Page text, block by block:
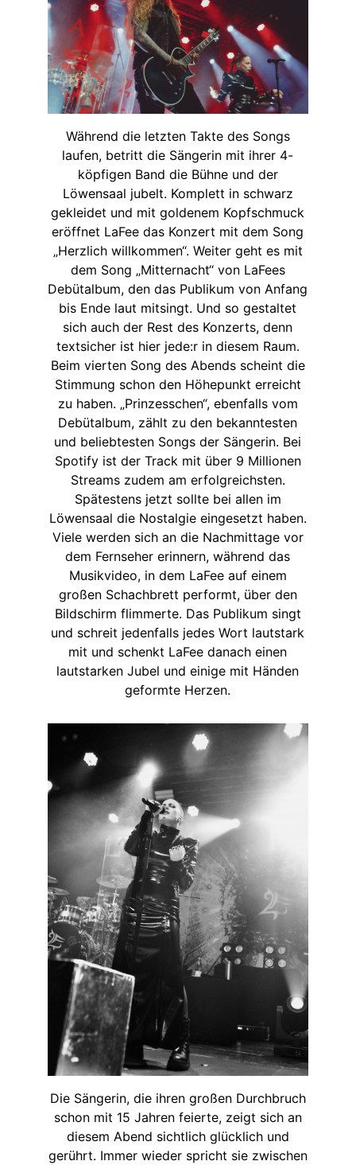
Während die letzten Takte des Songs
laufen, betritt die Sängerin mit ihrer 4-
köpfigen Band die Bühne und der
Löwensaal jubelt. Komplett in schwarz
gekleidet und mit goldenem Kopfschmuck
eröffnet LaFee das Konzert mit dem Song
„Herzlich willkommen“. Weiter geht es mit
dem Song „Mitternacht“ von LaFees
Debütalbum, den das Publikum von Anfang
bis Ende laut mitsingt. Und so gestaltet
sich auch der Rest des Konzerts, denn
textsicher ist hier jede:r in diesem Raum.
Beim vierten Song des Abends scheint die
Stimmung schon den Höhepunkt erreicht
zu haben. „Prinzesschen“, ebenfalls vom
Debütalbum, zählt zu den bekanntesten
und beliebtesten Songs der Sängerin. Bei
Spotify ist der Track mit über 9 Millionen
Streams zudem am erfolgreichsten.
Spätestens jetzt sollte bei allen im
Löwensaal die Nostalgie eingesetzt haben.
Viele werden sich an die Nachmittage vor
dem Fernseher erinnern, während das
Musikvideo, in dem LaFee auf einem
großen Schachbrett performt, über den
Bildschirm flimmerte. Das Publikum singt
und schreit jedenfalls jedes Wort lautstark
mit und schenkt LaFee danach einen
lautstarken Jubel und einige mit Händen
geformte Herzen.
Die Sängerin, die ihren großen Durchbruch
schon mit 15 Jahren feierte, zeigt sich an
diesem Abend sichtlich glücklich und
gerührt. Immer wieder spricht sie zwischen